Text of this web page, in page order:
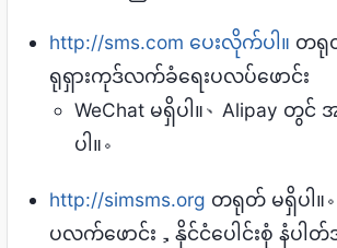
http://sms.com ပေးလိုက်ပါ။ တရု
ရုရှားကုဒ်လက်ခံရေးပလပ်ဖောင်း
WeChat မရှိပါ။、Alipay တွင်
ပါ။。
http://simsms.org တရုတ် မရှိပါ။
ပလက်ဖောင်း，နိုင်ငံပေါင်းစုံ နံပါ